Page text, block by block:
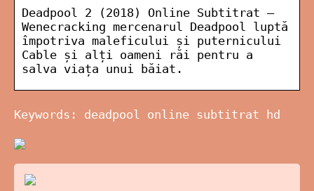
Deadpool 2 (2018) Online Subtitrat –
Wenecracking mercenarul Deadpool luptă
împotriva maleficului și puternicului
Cable și alți oameni răi pentru a
salva viața unui băiat.
Keywords: deadpool online subtitrat hd